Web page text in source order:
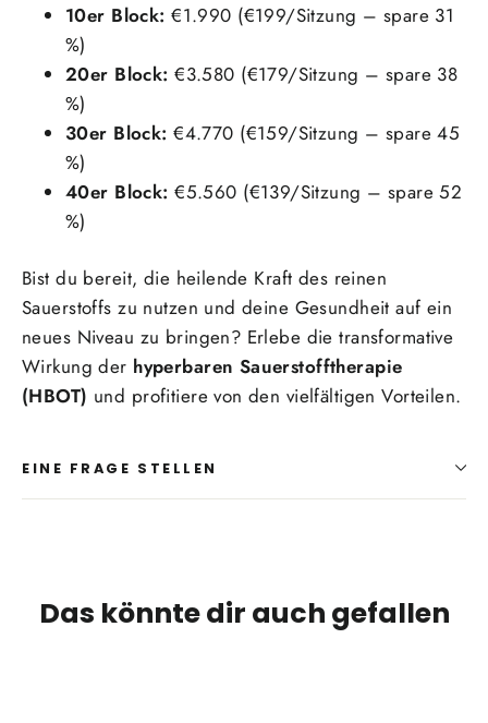
10er Block: €1.990 (€199/Sitzung – spare 31
%)
20er Block: €3.580 (€179/Sitzung – spare 38
%)
30er Block: €4.770 (€159/Sitzung – spare 45
%)
40er Block: €5.560 (€139/Sitzung – spare 52
%)
Bist du bereit, die heilende Kraft des reinen
Sauerstoffs zu nutzen und deine Gesundheit auf ein
neues Niveau zu bringen? Erlebe die transformative
Wirkung der hyperbaren Sauerstofftherapie
(HBOT) und profitiere von den vielfältigen Vorteilen.
EINE FRAGE STELLEN
Das könnte dir auch gefallen